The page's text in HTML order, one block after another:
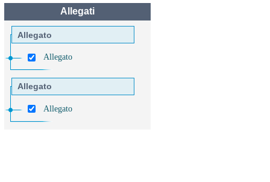
Allegati
Allegato
Allegato
Allegato
Allegato